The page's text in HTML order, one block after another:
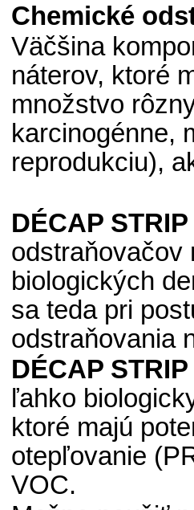
Chemické
Väčšina
náterov, ktoré
množstvo
karcinogénne,
reprodukciu),
DÉCAP
odstraňovačov
biologických
sa teda pri
odstraňovania
DÉCAP
ľahko
ktoré majú
otepľovanie
VOC.